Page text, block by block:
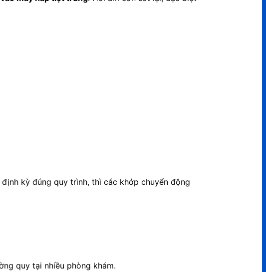
kỳ đúng quy trình, thì các khớp chuyển động
quy tại nhiều phòng khám.